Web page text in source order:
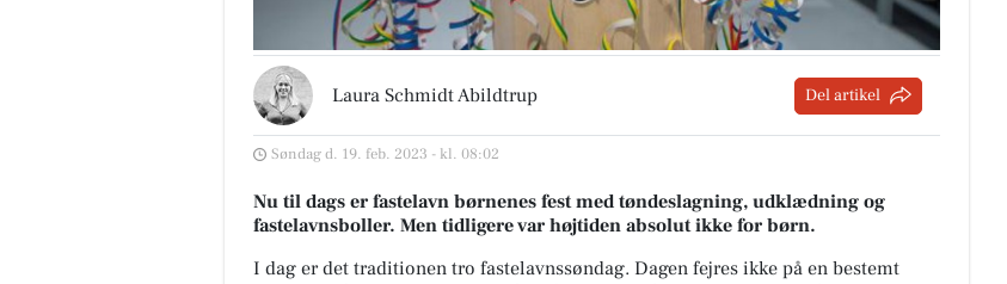
Laura Schmidt Abildtrup Del artikel
Søndag d. 19. feb. 2023 - kl. 08:02
Nu til dags er fastelavn børnenes fest med tøndeslagning, udklædning og
fastelavnsboller. Men tidligere var højtiden absolut ikke for børn.
I dag er det traditionen tro fastelavnssøndag. Dagen fejres ikke på en bestemt